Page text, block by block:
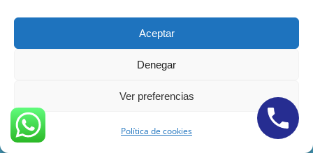
Aceptar
Denegar
Ver preferencias
Política de cookies
Abogados Penalistas Economicos Malaga
Abogados Divorcios Economicos Malaga
Abogados Herencias Economicos Malaga
Abogado Inmobiliario Economicos Malaga